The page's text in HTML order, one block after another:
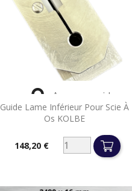
Guide Lame Inférieur Pour Scie À
Os KOLBE
148,20 €
 Aperçu rapide